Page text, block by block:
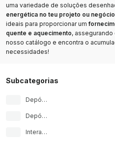
uma variedade de soluções
energética no teu projeto ou negócio
ideais para proporcionar um
quente e aquecimento,
nosso catálogo e encontra o
necessidades!
Subcategorias
Depósito de ACS
Depósitos de inércia
Interacumulador